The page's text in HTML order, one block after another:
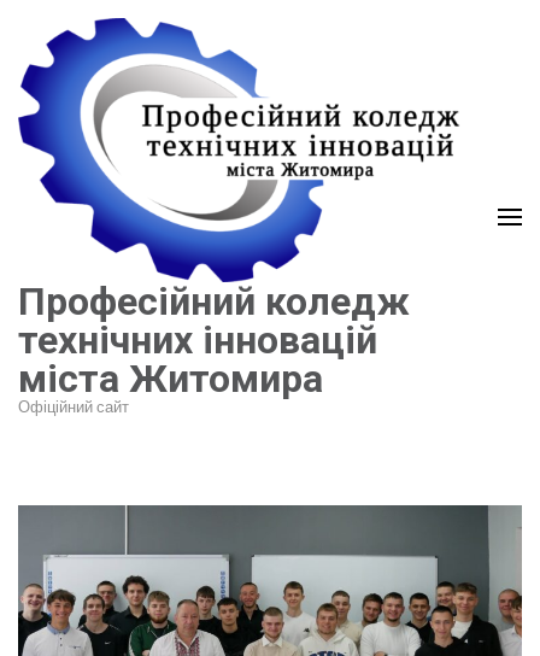
вмісту
(натисніть
Enter)
Професійний коледж
технічних інновацій
міста Житомира
Офіційний сайт